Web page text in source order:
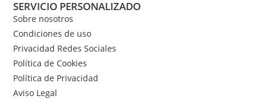
SERVICIO PERSONALIZADO
Sobre nosotros
Condiciones de uso
Privacidad Redes Sociales
Política de Cookies
Política de Privacidad
Aviso Legal